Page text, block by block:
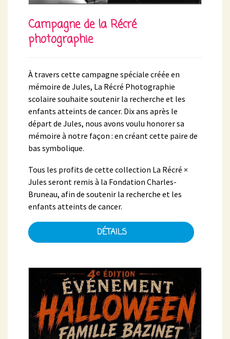
Campagne de la Récré
photographie
À travers cette campagne spéciale créée en
mémoire de Jules, La Récré Photographie
scolaire souhaite soutenir la recherche et les
enfants atteints de cancer. Dix ans après le
départ de Jules, nous avons voulu honorer sa
mémoire à notre façon : en créant cette paire de
bas symbolique.
Tous les profits de cette collection La Récré ×
Jules seront remis à la Fondation Charles-
Bruneau, afin de soutenir la recherche et les
enfants atteints de cancer.
DÉTAILS